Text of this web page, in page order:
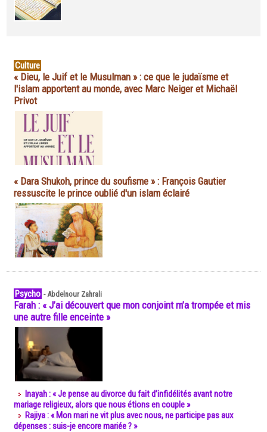
Culture
« Dieu, le Juif et le Musulman » : ce que le judaïsme et
l'islam apportent au monde, avec Marc Neiger et Michaël
Privot
« Dara Shukoh, prince du soufisme » : François Gautier
ressuscite le prince oublié d'un islam éclairé
Psycho -Abdelnour Zahrali
Farah : « J’ai découvert que mon conjoint m’a trompée et mis
une autre fille enceinte »
Inayah : « Je pense au divorce du fait d’infidélités avant notre
mariage religieux, alors que nous étions en couple »
Rajiya : « Mon mari ne vit plus avec nous, ne participe pas aux
dépenses : suis-je encore mariée ? »